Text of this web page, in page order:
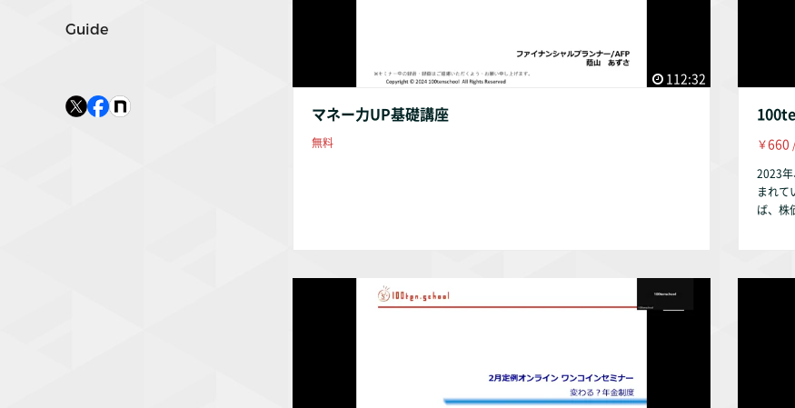
Guide
112:32
マネー力UP基礎講座
無料 ￥660
2023
まれて
ば、株
ず。 金